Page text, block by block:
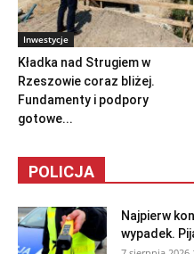
Inwestycje
Kładka nad Strugiem w
Rzeszowie coraz bliżej.
Fundamenty i podpory
gotowe...
POLICJA
Najpierw
wypadek.